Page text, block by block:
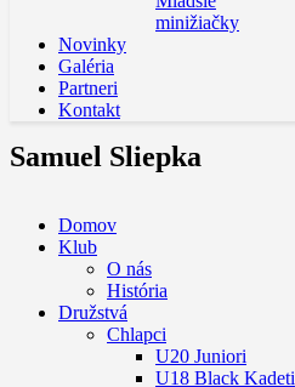
minižiačky
Novinky
Galéria
Partneri
Kontakt
Samuel Sliepka
Domov
Klub
O nás
História
Družstvá
Chlapci
U20 Juniori
U18 Black Kadeti